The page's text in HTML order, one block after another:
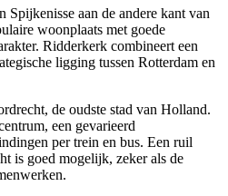
Spijkenisse aan de andere kant van
woonplaats met goede
Ridderkerk combineert een
ligging tussen Rotterdam en
, de oudste stad van Holland.
een gevarieerd
per trein en bus. Een ruil
is goed mogelijk, zeker als de